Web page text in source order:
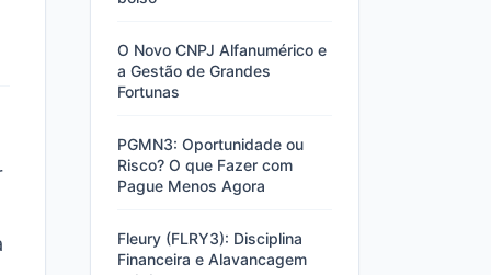
O Novo CNPJ Alfanumérico e
a Gestão de Grandes
Fortunas
PGMN3: Oportunidade ou
Risco? O que Fazer com
Pague Menos Agora
Fleury (FLRY3): Disciplina
Financeira e Alavancagem